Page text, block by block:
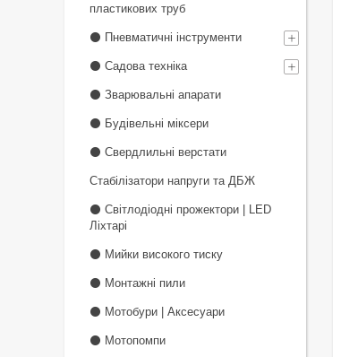
пластикових труб
⚫ Пневматичні інструменти
⚫ Садова техніка
⚫ Зварювальні апарати
⚫ Будівельні міксери
⚫ Свердлильні верстати
Стабілізатори напруги та ДБЖ
⚫ Світлодіодні прожектори | LED
Ліхтарі
⚫ Мийки високого тиску
⚫ Монтажні пили
⚫ Мотобури | Аксесуари
⚫ Мотопомпи